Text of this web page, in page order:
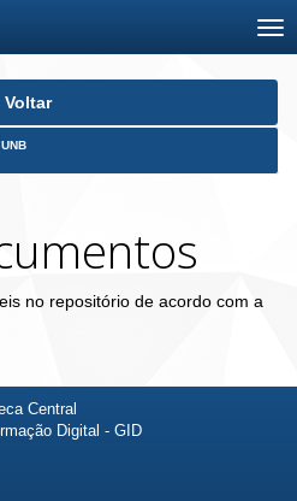
Voltar
no repositório de acordo com a
Central
Digital - GID